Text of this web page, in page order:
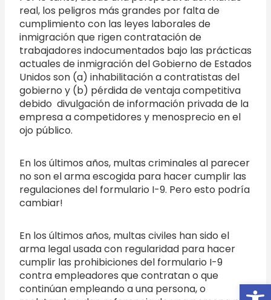
real, los peligros más grandes por falta de
cumplimiento con las leyes laborales de
inmigración que rigen contratación de
trabajadores indocumentados bajo las prácticas
actuales de inmigración del Gobierno de Estados
Unidos son (a) inhabilitación a contratistas del
gobierno y (b) pérdida de ventaja competitiva
debido divulgación de información privada de la
empresa a competidores y menosprecio en el
ojo público.
En los últimos años, multas criminales al parecer
no son el arma escogida para hacer cumplir las
regulaciones del formulario I-9. Pero esto podría
cambiar!
En los últimos años, multas civiles han sido el
arma legal usada con regularidad para hacer
cumplir las prohibiciones del formulario I-9
contra empleadores que contratan o que
continúan empleando a una persona, o